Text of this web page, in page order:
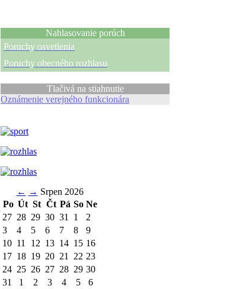
Nahlasovanie porúch
Poruchy osvetlenia
Poruchy obecného rozhlasu
Tlačivá na stiahnutie
Oznámenie verejného funkcionára
← → Srpen 2026
Po Út St Čt Pá So Ne
27 28 29 30 31 1
2
3
4 5 6 7 8
9
10 11 12 13 14 15 16
17 18 19 20 21 22 23
24 25 26 27 28 29 30
31
1 2 3 4 5
6